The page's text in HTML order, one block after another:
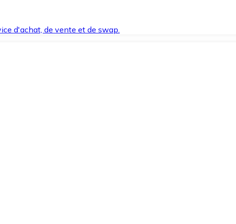
d'achat, de vente et de swap.